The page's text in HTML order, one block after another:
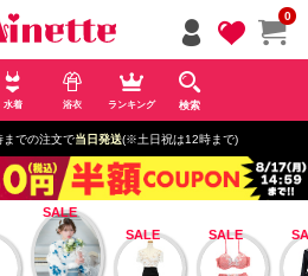
0
水着 浴衣 ランキング 検索
までの注文で当日発送(※土日祝は12時まで)
ペー
ジト
ップ